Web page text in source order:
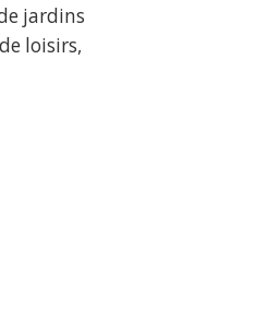
jardins
loisirs,